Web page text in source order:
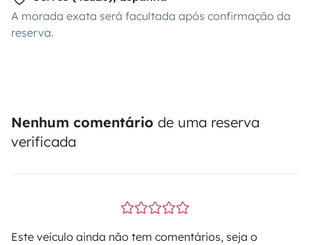
A morada exata será facultada após confirmação da
reserva.
Nenhum comentário de uma reserva
verificada
Este veículo ainda não tem comentários, seja o